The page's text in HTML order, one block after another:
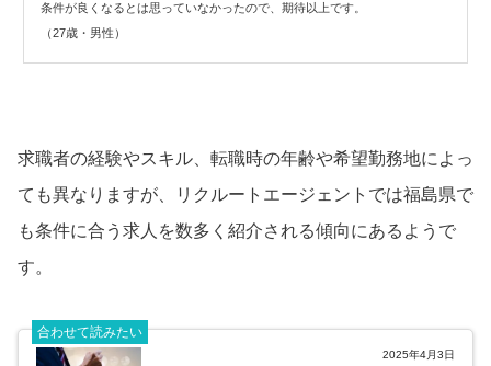
条件が良くなるとは思っていなかったので、期待以上です。
（27歳・男性）
求職者の経験やスキル、転職時の年齢や希望勤務地によっ
ても異なりますが、リクルートエージェントでは福島県で
も条件に合う求人を数多く紹介される傾向にあるようで
す。
合わせて読みたい
2025年4月3日